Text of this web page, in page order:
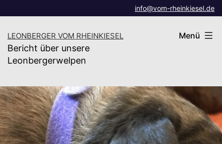
springen
info@vom-rheinkiesel.de
LEONBERGER VOM RHEINKIESEL
Bericht über unsere
Leonbergerwelpen
Menü